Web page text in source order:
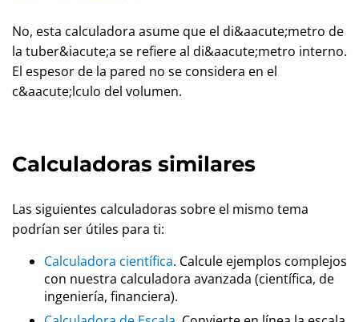
No, esta calculadora asume que el di&aacute;metro de
la tuber&iacute;a se refiere al di&aacute;metro interno.
El espesor de la pared no se considera en el
c&aacute;lculo del volumen.
Calculadoras similares
Las siguientes calculadoras sobre el mismo tema
podrían ser útiles para ti:
Calculadora científica. Calcule ejemplos complejos
con nuestra calculadora avanzada (científica, de
ingeniería, financiera).